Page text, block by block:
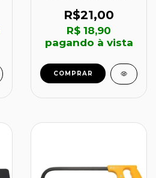
TRAMONTINA
R$21,00
R$ 18,90
pagando à vista